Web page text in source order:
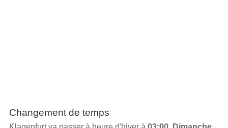
Changement de temps